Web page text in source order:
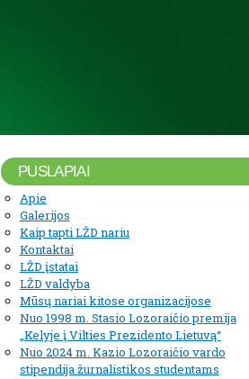
PUSLAPIAI
Apie
Galerijos
Kaip tapti LŽD nariu
Kontaktai
LŽD įstatai
LŽD valdyba
Mūsų nariai kitose organizacijose
Nuo 1998 m. Stasio Lozoraičio premija
„Kelyje į Vilties Prezidento Lietuvą“
Nuo 2024 m. Kazio Lozoraičio vardo
stipendija žurnalistikos studentams